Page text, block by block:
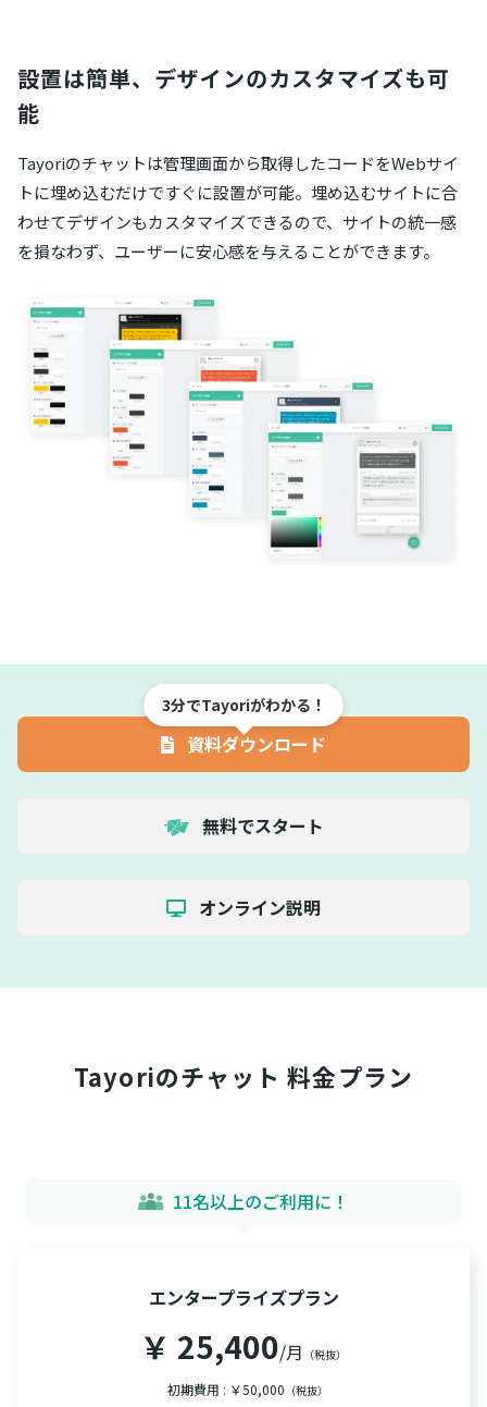
設置は簡単、デザインのカスタマイズも可
能
Tayoriのチャットは管理画面から取得したコードをWebサイ
トに埋め込むだけですぐに設置が可能。埋め込むサイトに合
わせてデザインもカスタマイズできるので、サイトの統一感
を損なわず、ユーザーに安心感を与えることができます。
3分でTayoriがわかる！
資料ダウンロード
無料でスタート
オンライン説明
Tayoriのチャット 料金プラン
11名以上のご利用に！
エンタープライズプラン
￥ 25,400/月 （税抜）
初期費用 : ￥50,000 （税抜）